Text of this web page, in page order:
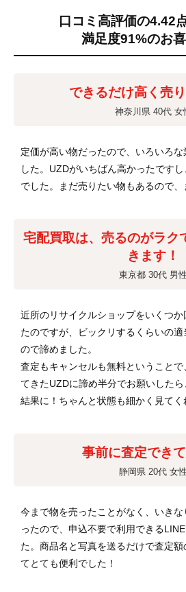
口コミ高評価の4.42
満足度91%のお
できるだけ高く売
神奈川県 40代 女
定価が高い物だったので、いろいろ
した。UZDがいちばん高かったです
でした。まだ売りたい物もあるので、
宅配買取は、売るのがラク
きます！
東京都 30代 男性
近所のリサイクルショップをいくつ
たのですが、ビックリするくらいの
ので諦めました。
査定もキャンセルも無料ということ
てきたUZDに諦め半分でお願いした
結果に！ちゃんと状態も細かく見てく
事前に査定できて
静岡県 20代 女性
今まで物を売ったことがなく、いき
ったので、申込不要で利用できる
た。商品名と写真を送るだけで査定
てとても便利でした！